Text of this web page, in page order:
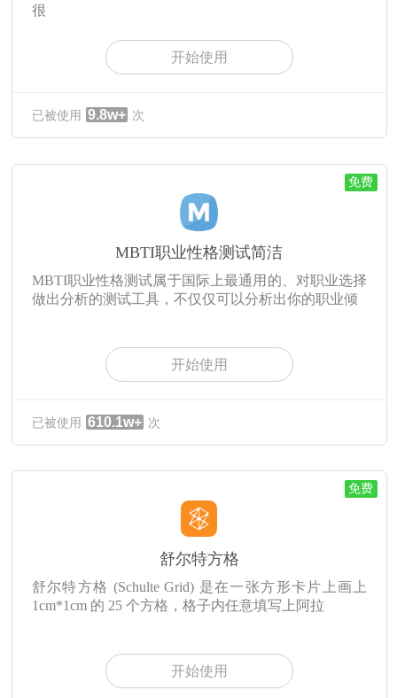
很
开始使用
已被使用 9.8w+ 次
免费
MBTI职业性格测试简洁
MBTI职业性格测试属于国际上最通用的、对职业选择
做出分析的测试工具，不仅仅可以分析出你的职业倾
开始使用
已被使用 610.1w+ 次
免费
舒尔特方格
舒尔特方格 (Schulte Grid) 是在一张方形卡片上画上
1cm*1cm 的 25 个方格，格子内任意填写上阿拉
开始使用